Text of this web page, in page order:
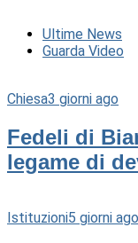
Ultime News
Guarda Video
Chiesa3 giorni ago
Fedeli di
legame di
Istituzioni5 giorni ago